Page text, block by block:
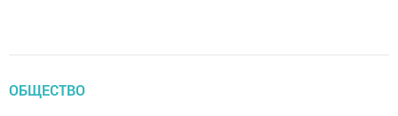
ОБЩЕСТВО